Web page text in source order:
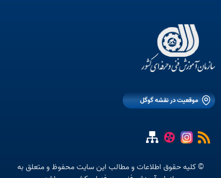
موقعیت در نقشه گوگل
© کلیه حقوق اطلاعات و مطالب این سایت محفوظ و متعلق به